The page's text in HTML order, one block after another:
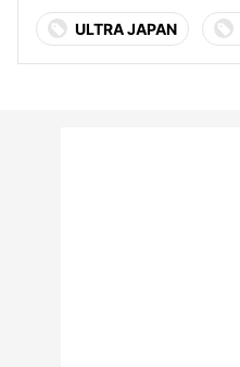
ULTRA JAPAN